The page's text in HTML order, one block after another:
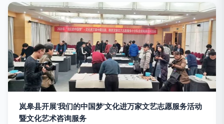
岚皋县开展‘我们的中国梦’文化进万家文艺志愿服务活动
暨文化艺术咨询服务